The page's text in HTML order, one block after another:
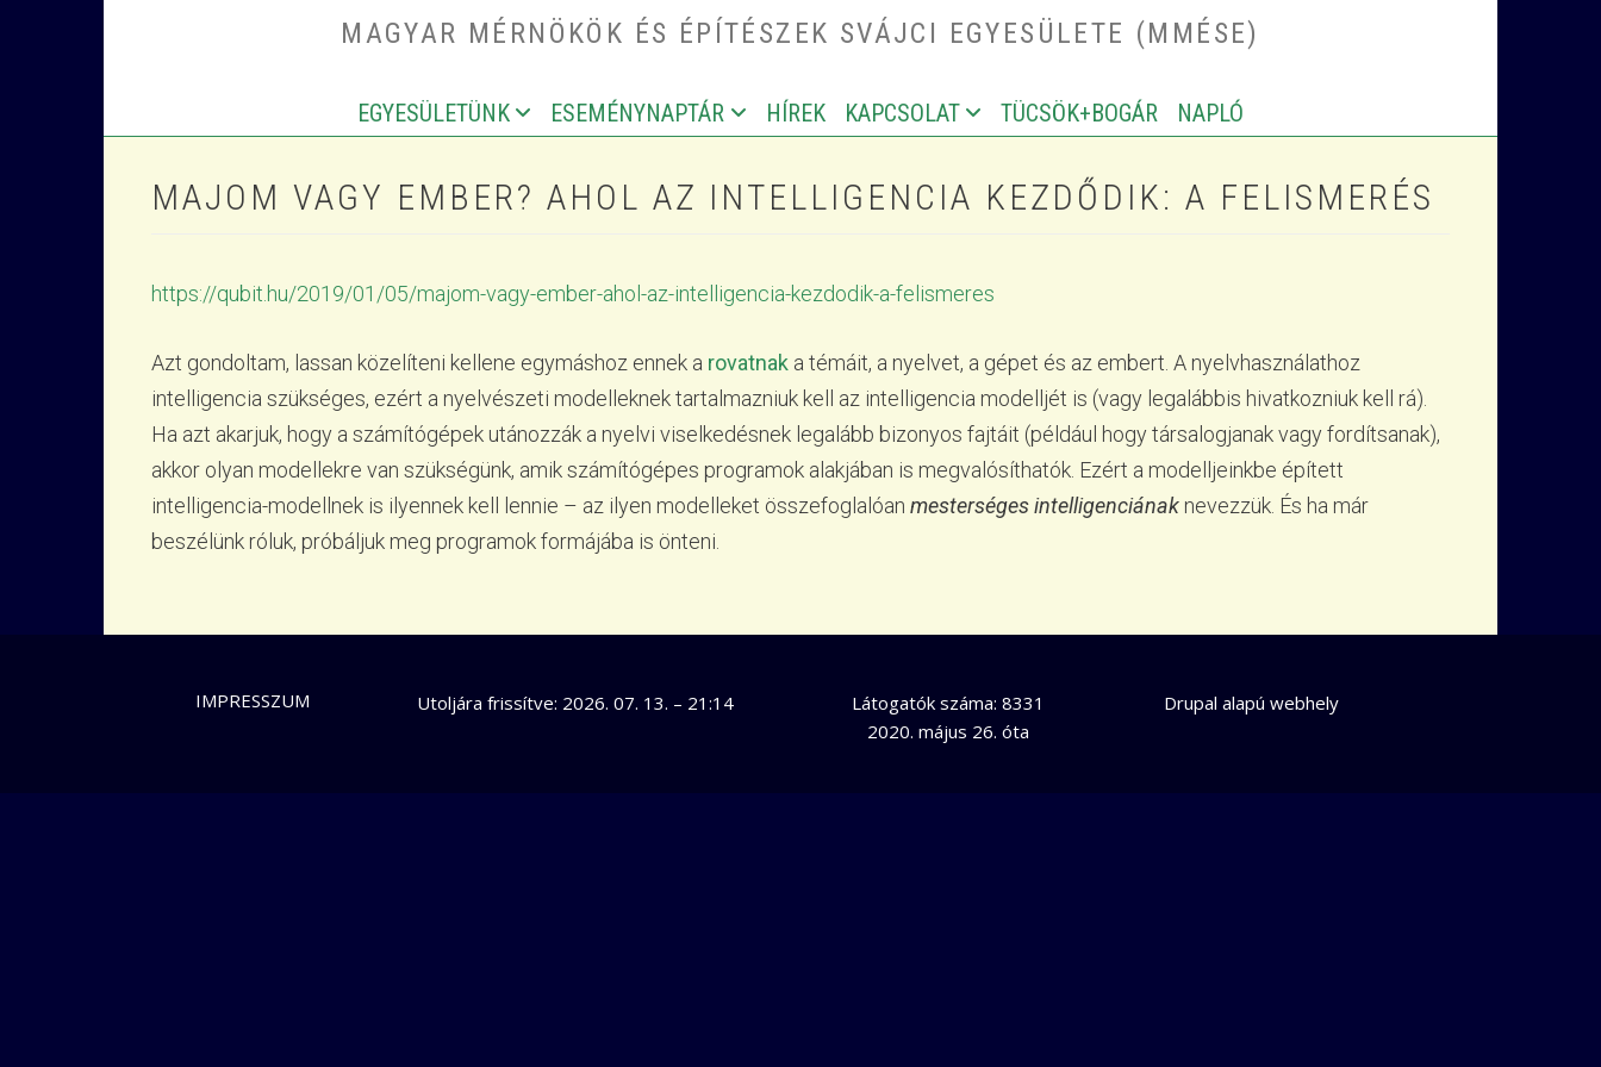
MAGYAR MÉRNÖKÖK ÉS ÉPÍTÉSZEK SVÁJCI EGYESÜLETE (MMÉSE)
MAIN NAVIGATION
EGYESÜLETÜNK ESEMÉNYNAPTÁR HÍREK KAPCSOLAT TÜCSÖK+BOGÁR NAPLÓ
MAJOM VAGY EMBER? AHOL AZ INTELLIGENCIA KEZDŐDIK: A FELISMERÉS
https://qubit.hu/2019/01/05/majom-vagy-ember-ahol-az-intelligencia-kezdodik-a-felismeres
Azt gondoltam, lassan közelíteni kellene egymáshoz ennek a rovatnak a témáit, a nyelvet, a gépet és az embert. A nyelvhasználathoz
intelligencia szükséges, ezért a nyelvészeti modelleknek tartalmazniuk kell az intelligencia modelljét is (vagy legalábbis hivatkozniuk kell rá).
Ha azt akarjuk, hogy a számítógépek utánozzák a nyelvi viselkedésnek legalább bizonyos fajtáit (például hogy társalogjanak vagy fordítsanak),
akkor olyan modellekre van szükségünk, amik számítógépes programok alakjában is megvalósíthatók. Ezért a modelljeinkbe épített
intelligencia-modellnek is ilyennek kell lennie – az ilyen modelleket összefoglalóan mesterséges intelligenciának nevezzük. És ha már
beszélünk róluk, próbáljuk meg programok formájába is önteni.
LÁBLÉC
IMPRESSZUM Utoljára frissítve: 2026. 07. 13. – 21:14
Látogatók száma: 8331
2020. május 26. óta
Drupal alapú webhely